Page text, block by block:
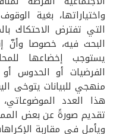
واختياراتها، بغية
التي تفترض الاحتكاك
البحث فيه، خصوصا وأنّ
يستوجب إخضاعها
الفرضيات أو الحدوس
منهجي للبيانات يتوخى
هذا العدد
تقديم صورةً عن بعض
ويأمل في مقاربة